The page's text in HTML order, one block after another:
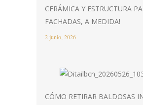
CERÁMICA Y ESTRUCTURA
FACHADAS, A MEDIDA!
2 junio, 2026
CÓMO RETIRAR BALDOSAS